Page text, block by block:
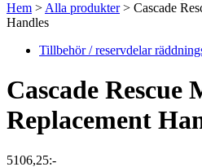
Hem > Alla produkter> Cascade
Handles
Tillbehör / reservdelar
Cascade Rescue
Replacement
5106,25:-